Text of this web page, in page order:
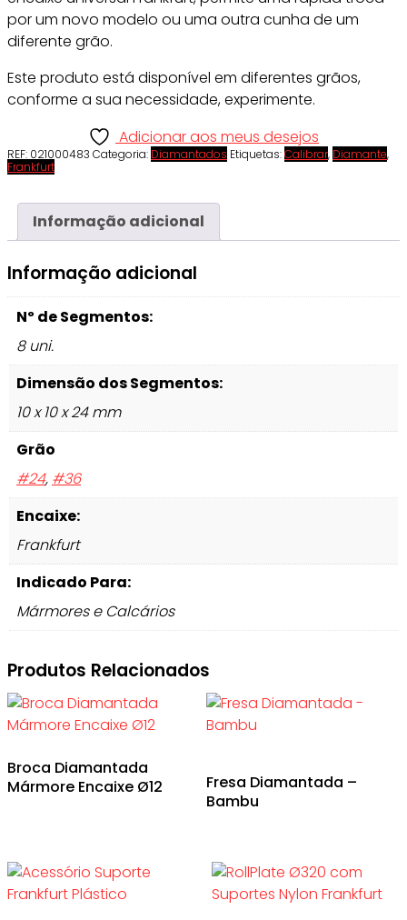
por um novo modelo ou uma outra cunha de um
diferente grão.
Este produto está disponível em diferentes grãos,
conforme a sua necessidade, experimente.
Adicionar aos meus desejos
REF: 021000483 Categoria: Diamantados Etiquetas:Calibrar, Diamante,
Frankfurt
Informação adicional
Informação adicional
Nº de Segmentos:
8 uni.
Dimensão dos Segmentos:
10 x 10 x 24 mm
Grão
#24, #36
Encaixe:
Frankfurt
Indicado Para:
Mármores e Calcários
Produtos Relacionados
Broca Diamantada
Mármore Encaixe Ø12
Fresa Diamantada –
Bambu